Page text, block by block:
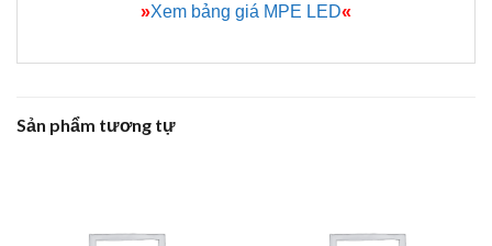
»Xem bảng giá MPE LED«
Sản phẩm tương tự